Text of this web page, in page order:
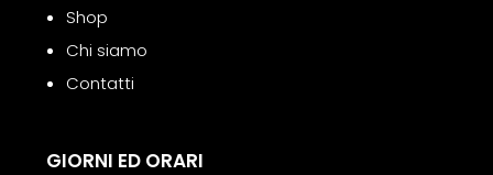
Shop
Chi siamo
Contatti
GIORNI ED ORARI